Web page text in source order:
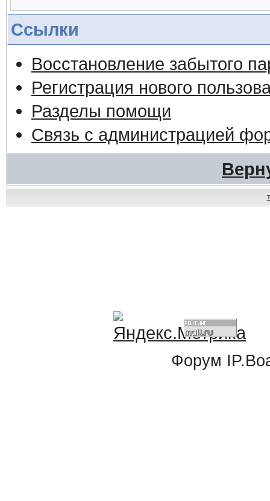
Ссылки
Восстановление забытого
Регистрация нового
Разделы помощи
Связь с администрацией
Форум